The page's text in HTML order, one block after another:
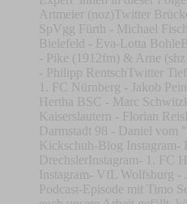
Artmeier (noz)Twitter
SpVgg Fürth - Michael
Bielefeld - Eva-Lotta
- Pike (1912fm) & Arne
- Philipp RentschTwitter
1. FC Nürnberg - Jakob
Hertha BSC - Marc
Kaiserslautern - Florian
Darmstadt 98 - Daniel vom
Kickschuh-Blog Instagram-
DrechslerInstagram- 1. FC
Instagram- VfL Wolfsburg -
Podcast-Episode mit Timo